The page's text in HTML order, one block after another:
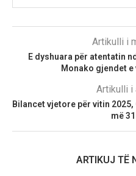
Artikulli i
E dyshuara për atentatin
Monako gjendet
Artikulli i
Bilancet vjetore për vitin
më
ARTIKUJ TË